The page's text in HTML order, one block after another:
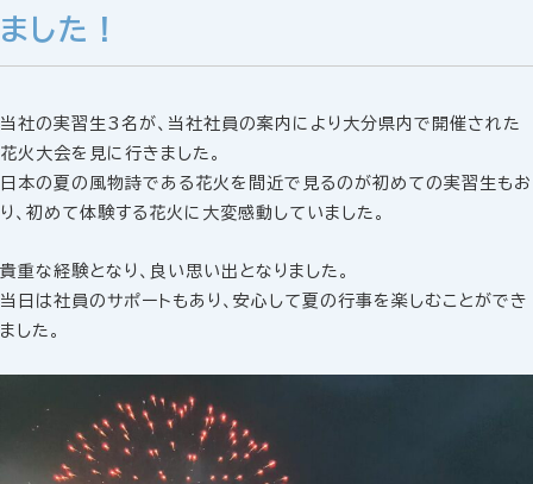
ました！
当社の実習生3名が、当社社員の案内により大分県内で開催された
花火大会を見に行きました。
日本の夏の風物詩である花火を間近で見るのが初めての実習生もお
り、初めて体験する花火に大変感動していました。
貴重な経験となり、良い思い出となりました。
当日は社員のサポートもあり、安心して夏の行事を楽しむことができ
ました。